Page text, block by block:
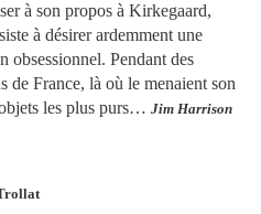
à son propos à Kirkegaard,
à désirer ardemment une
obsessionnel. Pendant des
de France, là où le menaient son
les plus purs… Jim Harrison